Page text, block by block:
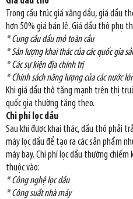
Trong cấu trúc giá xăng dầu, giá dầu
hơn 50% giá bán lẻ. Giá dầu thô phụ
* Cung cầu dầu mỏ toàn cầu
* Sản lượng khai thác của các quốc gia
* Các sự kiện địa chính trị
* Chính sách năng lượng của các nước
Khi giá dầu thô tăng mạnh trên thị
quốc gia thường tăng theo.
Chi phí lọc dầu
Sau khi được khai thác, dầu thô phải
máy lọc dầu để tạo ra các sản phẩm
máy bay. Chi phí lọc dầu thường
thuộc vào:
* Công nghệ lọc dầu
* Công suất nhà máy